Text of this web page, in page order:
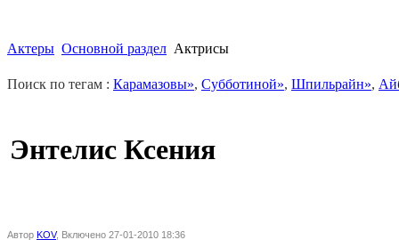
Актеры Основной раздел Актрисы
Поиск по тегам : Карамазовы», Субботиной», Шпильрайн»,
Энтелис Ксения
Автор KOV, Включено 27-01-2010 18:36